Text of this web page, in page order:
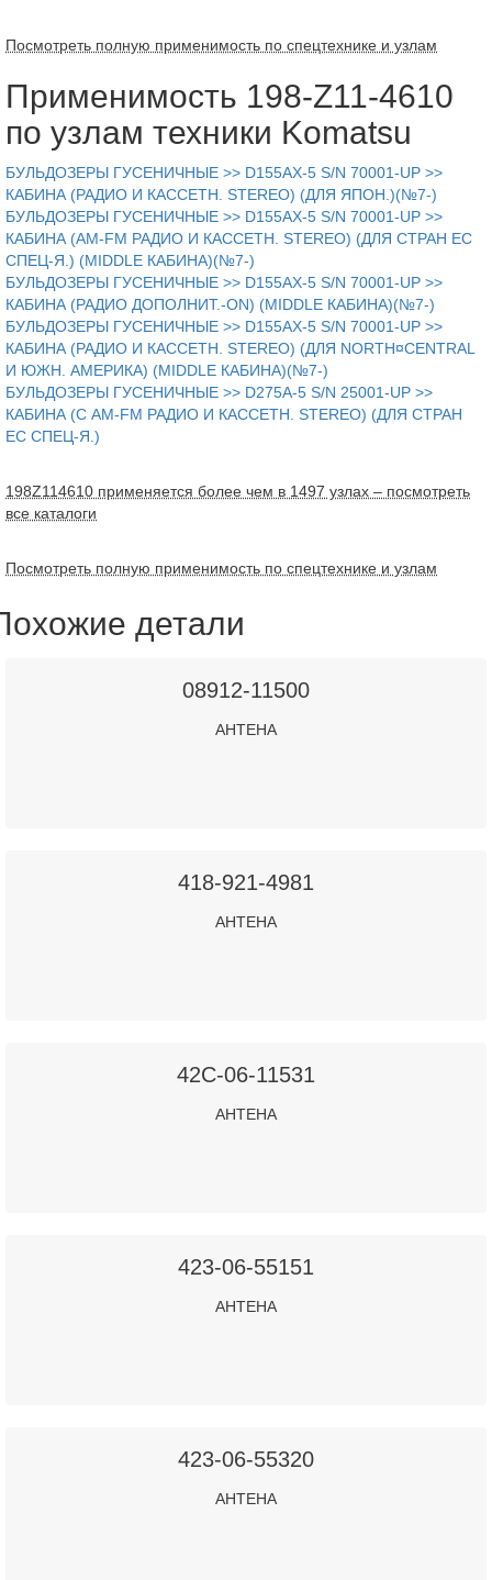
Посмотреть полную применимость по спецтехнике и узлам
Применимость 198-Z11-4610
по узлам техники Komatsu
БУЛЬДОЗЕРЫ ГУСЕНИЧНЫЕ >> D155AX-5 S/N 70001-UP >>
КАБИНА (РАДИО И КАССЕТН. STEREO) (ДЛЯ ЯПОН.)(№7-)
БУЛЬДОЗЕРЫ ГУСЕНИЧНЫЕ >> D155AX-5 S/N 70001-UP >>
КАБИНА (AM-FM РАДИО И КАССЕТН. STEREO) (ДЛЯ СТРАН ЕС
СПЕЦ-Я.) (MIDDLE КАБИНА)(№7-)
БУЛЬДОЗЕРЫ ГУСЕНИЧНЫЕ >> D155AX-5 S/N 70001-UP >>
КАБИНА (РАДИО ДОПОЛНИТ.-ON) (MIDDLE КАБИНА)(№7-)
БУЛЬДОЗЕРЫ ГУСЕНИЧНЫЕ >> D155AX-5 S/N 70001-UP >>
КАБИНА (РАДИО И КАССЕТН. STEREO) (ДЛЯ NORTH¤CENTRAL
И ЮЖН. АМЕРИКА) (MIDDLE КАБИНА)(№7-)
БУЛЬДОЗЕРЫ ГУСЕНИЧНЫЕ >> D275A-5 S/N 25001-UP >>
КАБИНА (С AM-FM РАДИО И КАССЕТН. STEREO) (ДЛЯ СТРАН
ЕС СПЕЦ-Я.)
198Z114610 применяется более чем в 1497 узлах – посмотреть
все каталоги
Посмотреть полную применимость по спецтехнике и узлам
детали
08912-11500
АНТЕНА
418-921-4981
АНТЕНА
42C-06-11531
АНТЕНА
423-06-55151
АНТЕНА
423-06-55320
АНТЕНА